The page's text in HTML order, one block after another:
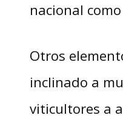
nacional
Otros
inclinado a
viticultores a